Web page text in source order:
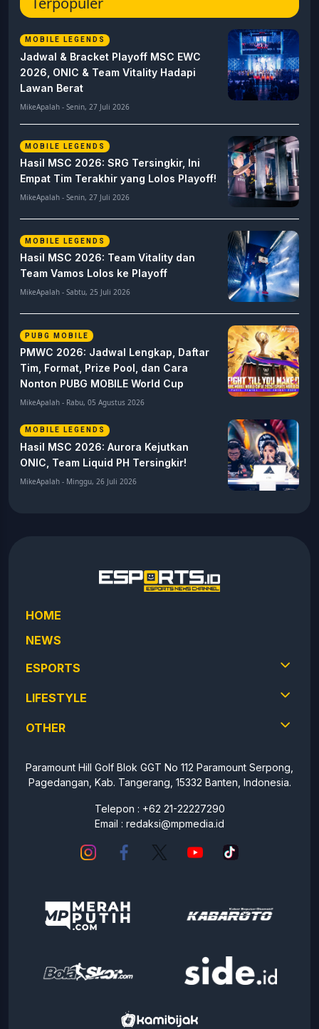
MOBILE LEGENDS
Jadwal & Bracket Playoff MSC EWC
2026, ONIC & Team Vitality Hadapi
Lawan Berat
MikeApalah - Senin, 27 Juli 2026
MOBILE LEGENDS
Hasil MSC 2026: SRG Tersingkir, Ini
Empat Tim Terakhir yang Lolos Playoff!
MikeApalah - Senin, 27 Juli 2026
MOBILE LEGENDS
Hasil MSC 2026: Team Vitality dan
Team Vamos Lolos ke Playoff
MikeApalah - Sabtu, 25 Juli 2026
PUBG MOBILE
PMWC 2026: Jadwal Lengkap, Daftar
Tim, Format, Prize Pool, dan Cara
Nonton PUBG MOBILE World Cup
MikeApalah - Rabu, 05 Agustus 2026
MOBILE LEGENDS
Hasil MSC 2026: Aurora Kejutkan
ONIC, Team Liquid PH Tersingkir!
MikeApalah - Minggu, 26 Juli 2026
HOME
NEWS
ESPORTS
LIFESTYLE
OTHER
Paramount Hill Golf Blok GGT No 112 Paramount Serpong,
Pagedangan, Kab. Tangerang, 15332 Banten, Indonesia.
Telepon : +62 21-22227290
Email : redaksi@mpmedia.id